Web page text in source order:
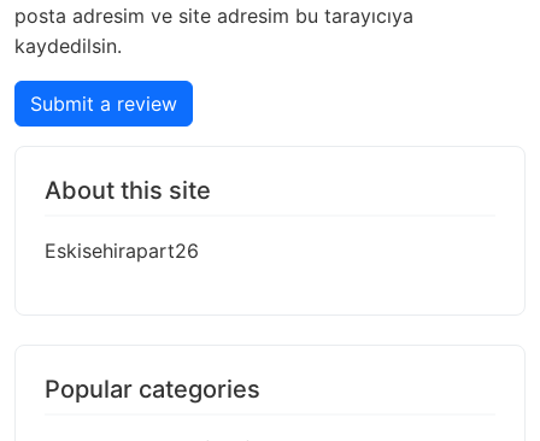
posta adresim ve site adresim bu tarayıcıya
kaydedilsin.
Submit a review
About this site
Eskisehirapart26
Popular categories